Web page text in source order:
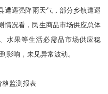
遭遇强降雨天气 ，部分乡镇遭遇
情况看，民生商品市场供应总体
水果等生活必需品市场供应稳
影响，未见异常波动。
格监测报表